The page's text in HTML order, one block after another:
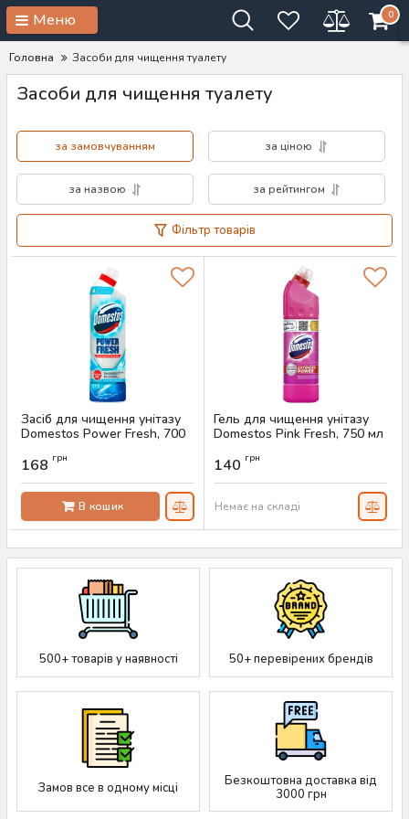
Меню 0
Головна Засоби для чищення туалету
Засоби для чищення туалету
за замовчуванням за ціною
за назвою за рейтингом
Фільтр товарів
Засіб для чищення унітазу
Domestos Power Fresh, 700
Артикул:
168 грн
В кошик
Гель для чищення унітазу
Domestos Pink Fresh, 750 мл
140 грн
Немає на складі
500+ товарів у наявності 50+ перевірених брендів
Замов все в одному місці
Безкоштовна доставка від
3000 грн